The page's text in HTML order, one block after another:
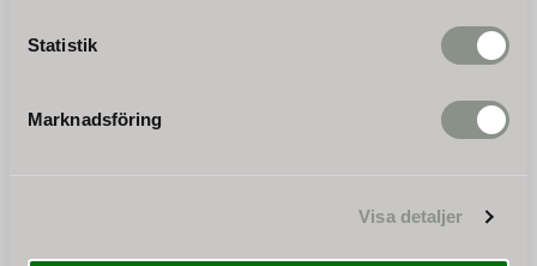
Statistik
Marknadsföring
Visa detaljer